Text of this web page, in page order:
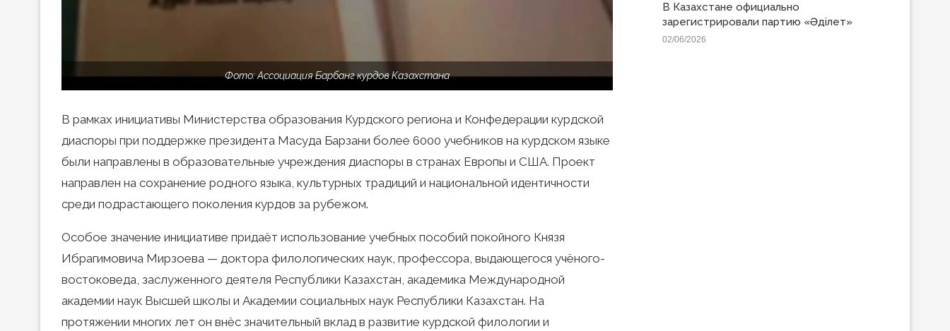
Фото: Ассоциация Барбанг курдов Казахстана
В рамках инициативы Министерства образования Курдского региона и Конфедерации курдской
диаспоры при поддержке президента Масуда Барзани более 6000 учебников на курдском языке
были направлены в образовательные учреждения диаспоры в странах Европы и США. Проект
направлен на сохранение родного языка, культурных традиций и национальной идентичности
среди подрастающего поколения курдов за рубежом.
Особое значение инициативе придаёт использование учебных пособий покойного Князя
Ибрагимовича Мирзоева — доктора филологических наук, профессора, выдающегося учёного-
востоковеда, заслуженного деятеля Республики Казахстан, академика Международной
академии наук Высшей школы и Академии социальных наук Республики Казахстан. На
протяжении многих лет он внёс значительный вклад в развитие курдской филологии и
В Казахстане официально
зарегистрировали партию «Əділет»
02/06/2026